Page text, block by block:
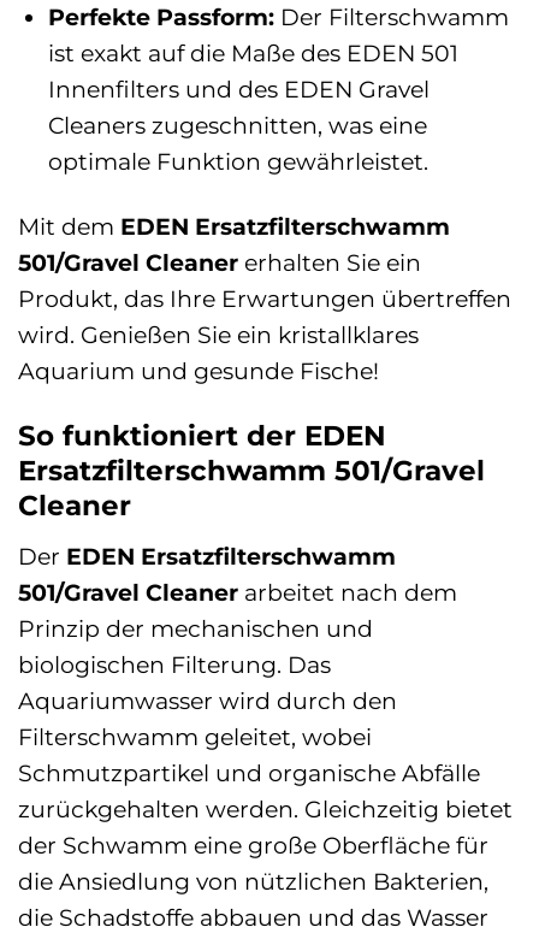
Perfekte Passform:Der Filterschwamm
ist exakt auf die Maße des EDEN 501
Innenfilters und des EDEN Gravel
Cleaners zugeschnitten, was eine
optimale Funktion gewährleistet.
Mit dem EDEN Ersatzfilterschwamm
501/Gravel Cleaner erhalten Sie ein
Produkt, das Ihre Erwartungen übertreffen
wird. Genießen Sie ein kristallklares
Aquarium und gesunde Fische!
So funktioniert der EDEN
Ersatzfilterschwamm 501/Gravel
Cleaner
Der EDEN Ersatzfilterschwamm
501/Gravel Cleaner arbeitet nach dem
Prinzip der mechanischen und
biologischen Filterung. Das
Aquariumwasser wird durch den
Filterschwamm geleitet, wobei
Schmutzpartikel und organische Abfälle
zurückgehalten werden. Gleichzeitig bietet
der Schwamm eine große Oberfläche für
die Ansiedlung von nützlichen Bakterien,
die Schadstoffe abbauen und das Wasser